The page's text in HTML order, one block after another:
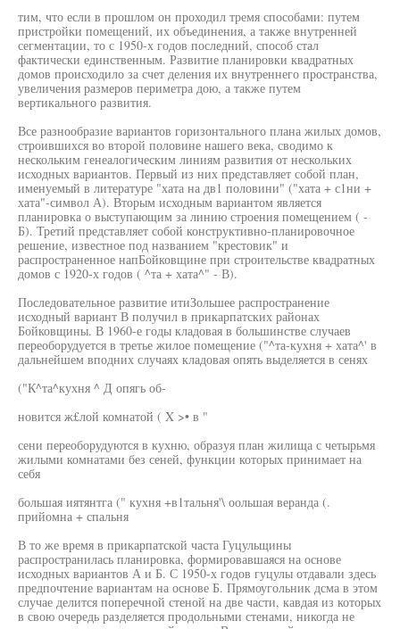
тим, что если в прошлом он проходил тремя способами: путем
пристройки помещений, их объединения, а также внутренней
сегментации, то с 1950-х годов последний, способ стал
фактически единственным. Развитие планировки квадратных
домов происходило за счет деления их внутреннего пространства,
увеличения размеров периметра дою, а также путем
вертикального развития.
Все разнообразие вариантов горизонтального плана жилых домов,
строившихся во второй половине нашего века, сводимо к
нескольким генеалогическим линиям развития от нескольких
исходных вариантов. Первый из них представляет собой план,
именуемый в литературе "хата на дв1 половини" ("хата + с1ни +
хата"-символ А). Вторым исходным вариантом является
планировка о выступающим за линию строения помещением ( -
Б). Третий представляет собой конструктивно-планировочное
решение, известное под названием "крестовик" и
распространенное напБойковщине при строительстве квадратных
домов с 1920-х годов ( ^та + хата^" - В).
Последовательное развитие итиЗольшее распространение
исходный вариант В получил в прикарпатских районах
Бойковщины. В 1960-е годы кладовая в большинстве случаев
переоборудуется в третье жилое помещение ("^та-кухня + хата^' в
дальнейшем вподних случаях кладовая опять выделяется в сенях
("К^та^кухня ^ Д опягь об-
новится ж£лой комнатой ( X >• в "
сени переоборудуются в кухню, образуя план жилища с четырьмя
жилыми комнатами без сеней, функции которых принимает на
себя
большая иятянтга (" кухня +в1тальня'\ оольшая веранда (.
прийомна + спальня
В то же время в прикарпатской часта Гуцульщины
распространилась планировка, формировавшаяся на основе
исходных вариантов А и Б. С 1950-х годов гуцулы отдавали здесь
предпочтение вариантам на основе Б. Прямоугольник дсма в этом
случае делится поперечной стеной на две части, кавдая из которых
в свою очередь разделяется продольными стенами, никогда не